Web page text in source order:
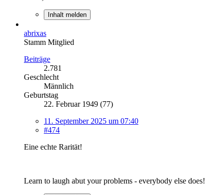
Inhalt melden
abrixas
Stamm Mitglied
Beiträge
2.781
Geschlecht
Männlich
Geburtstag
22. Februar 1949 (77)
11. September 2025 um 07:40
#474
Eine echte Rarität!
Learn to laugh abut your problems - everybody else does!